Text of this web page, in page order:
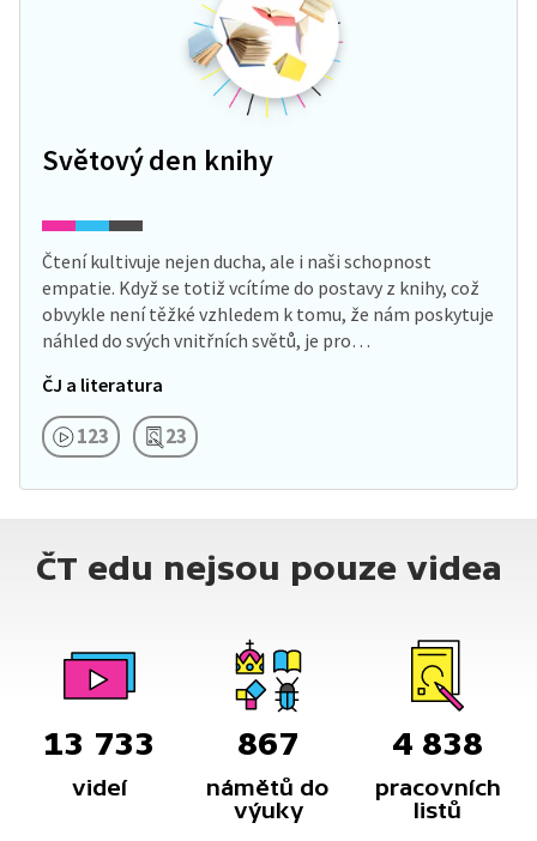
Světový den knihy
Čtení kultivuje nejen ducha, ale i naši schopnost
empatie. Když se totiž vcítíme do postavy z knihy, což
obvykle není těžké vzhledem k tomu, že nám poskytuje
náhled do svých vnitřních světů, je pro…
ČJ a literatura
123 23
ČT edu nejsou pouze videa
13 733
videí
867
námětů do
výuky
4 838
pracovních
listů